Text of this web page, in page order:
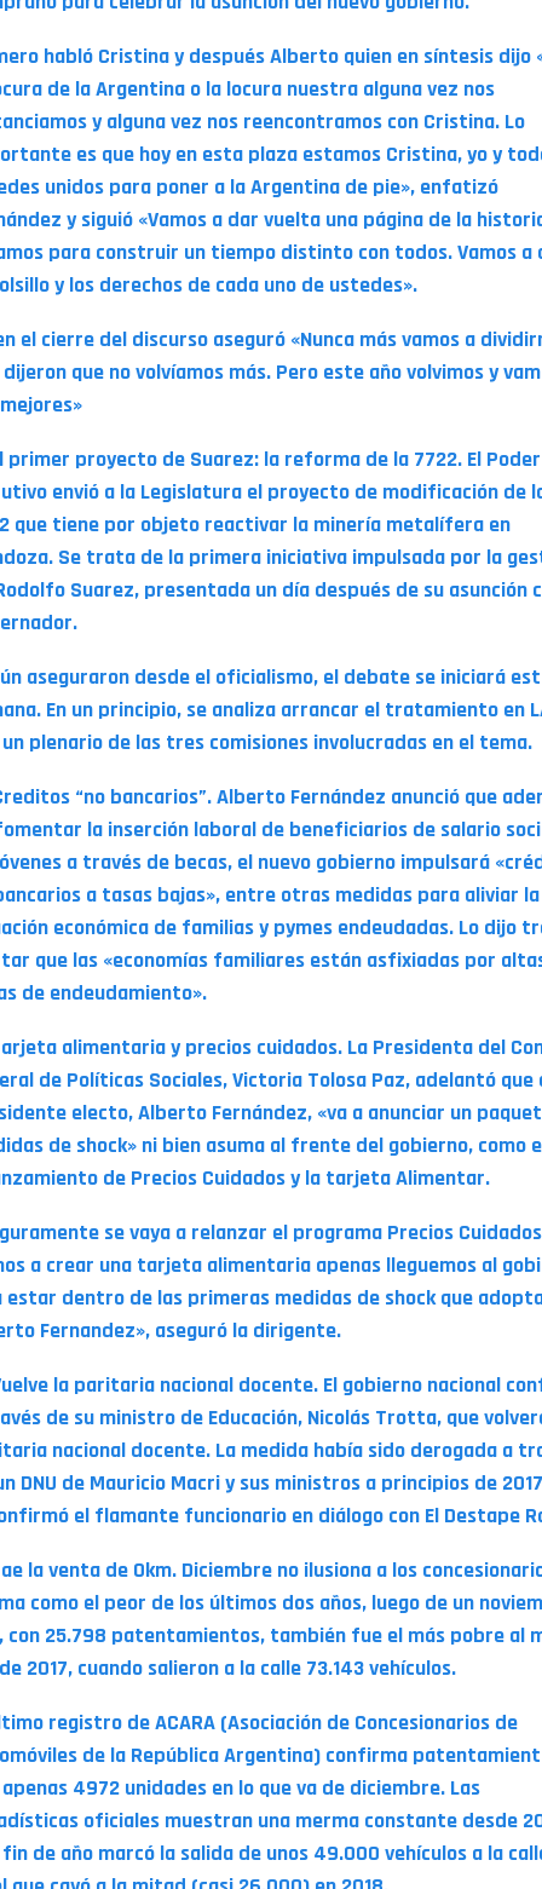
habló Cristina y después Alberto quien en síntesis dijo
de la Argentina o la locura nuestra alguna vez nos
y alguna vez nos reencontramos con Cristina. Lo
es que hoy en esta plaza estamos Cristina, yo y
unidos para poner a la Argentina de pie», enfatizó
y siguió «Vamos a dar vuelta una página de la
para construir un tiempo distinto con todos. Vamos a
y los derechos de cada uno de ustedes».
el cierre del discurso aseguró «Nunca más vamos a
dijeron que no volvíamos más. Pero este año volvimos y
primer proyecto de Suarez: la reforma de la 7722. El Poder
envió a la Legislatura el proyecto de modificación de
que tiene por objeto reactivar la minería metalífera en
Se trata de la primera iniciativa impulsada por la
Suarez, presentada un día después de su asunción
aseguraron desde el oficialismo, el debate se iniciará
En un principio, se analiza arrancar el tratamiento en
plenario de las tres comisiones involucradas en el tema.
“no bancarios”. Alberto Fernández anunció que
la inserción laboral de beneficiarios de salario
a través de becas, el nuevo gobierno impulsará
a tasas bajas», entre otras medidas para aliviar la
económica de familias y pymes endeudadas. Lo dijo
que las «economías familiares están asfixiadas por
de endeudamiento».
alimentaria y precios cuidados. La Presidenta del
de Políticas Sociales, Victoria Tolosa Paz, adelantó que
electo, Alberto Fernández, «va a anunciar un
de shock» ni bien asuma al frente del gobierno, como
de Precios Cuidados y la tarjeta Alimentar.
se vaya a relanzar el programa Precios
a crear una tarjeta alimentaria apenas lleguemos al
estar dentro de las primeras medidas de shock que
Fernandez», aseguró la dirigente.
la paritaria nacional docente. El gobierno nacional
de su ministro de Educación, Nicolás Trotta, que
nacional docente. La medida había sido derogada a
DNU de Mauricio Macri y sus ministros a principios de
el flamante funcionario en diálogo con El Destape
la venta de 0km. Diciembre no ilusiona a los
como el peor de los últimos dos años, luego de un
con 25.798 patentamientos, también fue el más pobre al
2017, cuando salieron a la calle 73.143 vehículos.
registro de ACARA (Asociación de Concesionarios de
de la República Argentina) confirma
4972 unidades en lo que va de diciembre. Las
oficiales muestran una merma constante desde
de año marcó la salida de unos 49.000 vehículos a la